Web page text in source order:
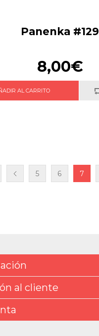
Panenka #129
8,00€
5 6 7
al cliente